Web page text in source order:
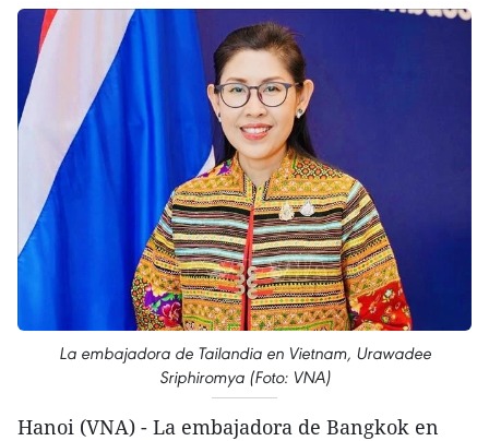
La embajadora de Tailandia en Vietnam, Urawadee
Sriphiromya (Foto: VNA)
Hanoi (VNA) - La embajadora de Bangkok en